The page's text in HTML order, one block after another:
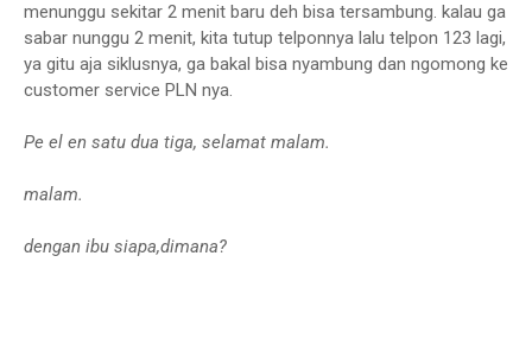
menunggu sekitar 2 menit baru deh bisa tersambung. kalau ga
sabar nunggu 2 menit, kita tutup telponnya lalu telpon 123 lagi,
ya gitu aja siklusnya, ga bakal bisa nyambung dan ngomong ke
customer service PLN nya.
Pe el en satu dua tiga, selamat malam.
malam.
dengan ibu siapa,dimana?